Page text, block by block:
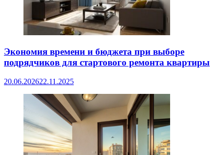
Экономия времени и бюджета при выборе
подрядчиков для стартового ремонта квартиры
20.06.202622.11.2025